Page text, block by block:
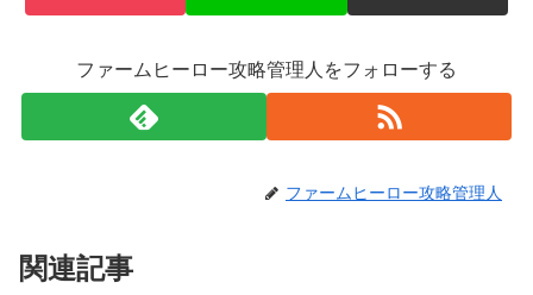
ファームヒーロー攻略管理人をフォローする
ファームヒーロー攻略管理人
関連記事